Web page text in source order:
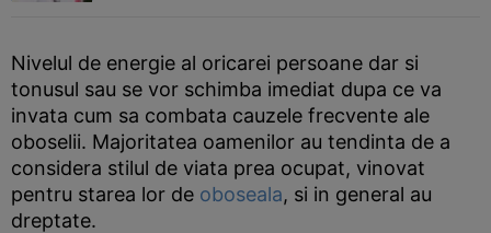
Nivelul de energie al oricarei persoane dar si
tonusul sau se vor schimba imediat dupa ce va
invata cum sa combata cauzele frecvente ale
oboselii. Majoritatea oamenilor au tendinta de a
considera stilul de viata prea ocupat, vinovat
pentru starea lor de oboseala, si in general au
dreptate.